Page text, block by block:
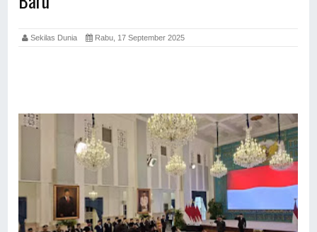
Sekilas Dunia Rabu, 17 September 2025